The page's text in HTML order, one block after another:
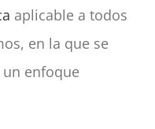
aplicable a todos
en la que se
enfoque